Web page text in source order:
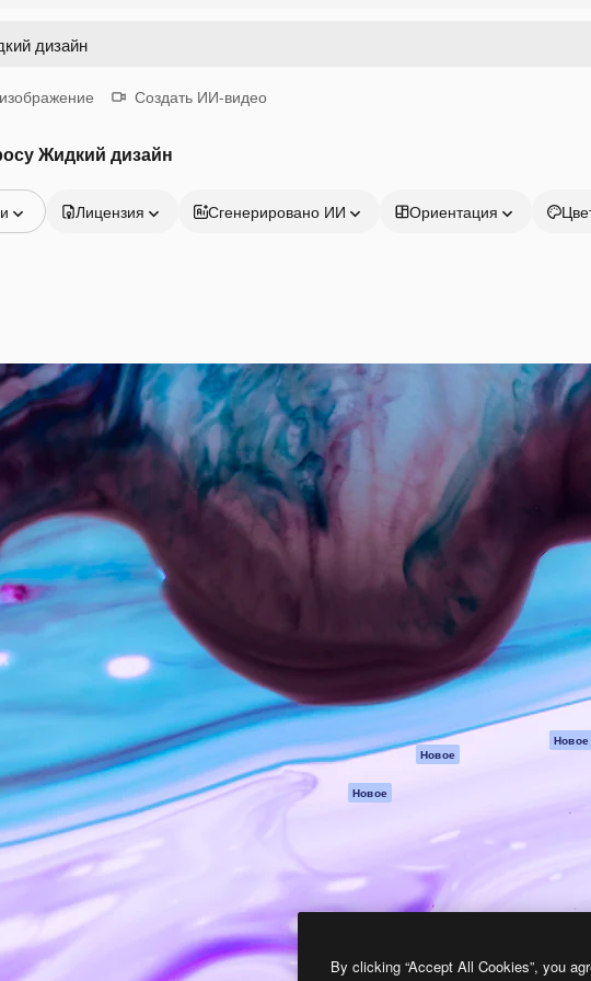
Создать ИИ-видео
Жидкий дизайн
Лицензия Сгенерировано ИИ Ориентация
платформа для создания
лучших работ. Более 1 миллиона
среди креаторов,
агентств и студий.
Pусский
Продукция
Spaces
ИИ-помощник
изображений ИИ
на основе ИИ
Стоковый контент
MCP для
Claude/ChatGPT
Новое
Агенты Новое
приложение
Все инструменты
Magnific
Начать
Academy
Документация
Пакету ИИ
Служба
поддержки
Условия и
положения
Политика
Новое
Центр доверия
Партнеры
By clicking “Accept All Cookies”, you